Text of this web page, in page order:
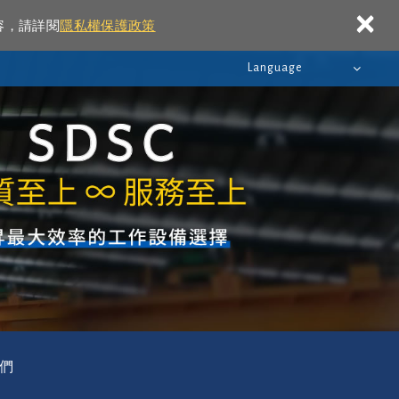
，請詳閱隱私權保護政策 ×
Language